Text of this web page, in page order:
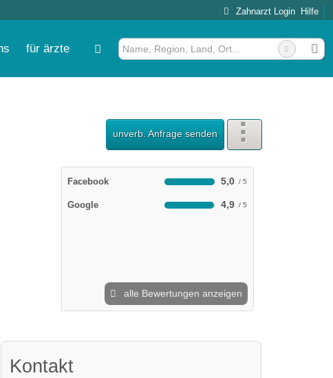
Zahnarzt Login Hilfe
für ärzte
Austrup u. Dr. Christian
unverb. Anfrage senden
Facebook 5,0
Google 4,9
alle Bewertungen anzeigen
Kontakt